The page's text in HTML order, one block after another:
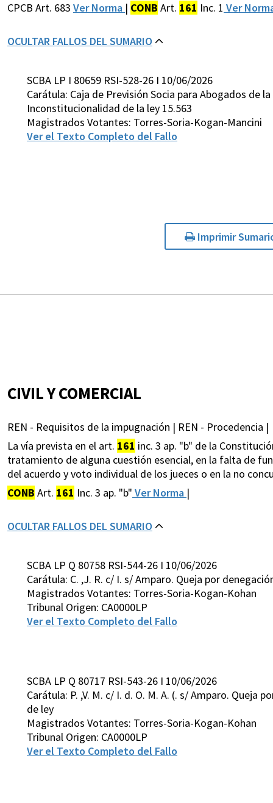
CPCB Art. 683 Ver Norma | CONB Art. 161 Inc. 1 Ver
OCULTAR FALLOS DEL SUMARIO
SCBA LP I 80659 RSI-528-26 I 10/06/2026
Carátula: Caja de Previsión Socia para Abogados de
Inconstitucionalidad de la ley 15.563
Magistrados Votantes: Torres-Soria-Kogan-Mancini
Ver el Texto Completo del Fallo
Imprimir
CIVIL Y COMERCIAL
REN - Requisitos de la impugnación | REN - Procedencia |
La vía prevista en el art. 161 inc. 3 ap. "b" de la
tratamiento de alguna cuestión esencial, en la falta de
del acuerdo y voto individual de los jueces o en la no
CONB Art. 161 Inc. 3 ap. "b" Ver Norma |
OCULTAR FALLOS DEL SUMARIO
SCBA LP Q 80758 RSI-544-26 I 10/06/2026
Carátula: C. ,J. R. c/ I. s/ Amparo. Queja por
Magistrados Votantes: Torres-Soria-Kogan-Kohan
Tribunal Origen: CA0000LP
Ver el Texto Completo del Fallo
SCBA LP Q 80717 RSI-543-26 I 10/06/2026
Carátula: P. ,V. M. c/ I. d. O. M. A. (. s/ Amparo.
de ley
Magistrados Votantes: Torres-Soria-Kogan-Kohan
Tribunal Origen: CA0000LP
Ver el Texto Completo del Fallo